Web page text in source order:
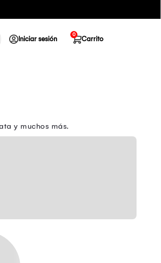
Iniciar sesión Carrito
0
y muchos más.